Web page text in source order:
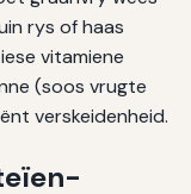
rys of haas
vitamiene
(soos vrugte
verskeidenheid.